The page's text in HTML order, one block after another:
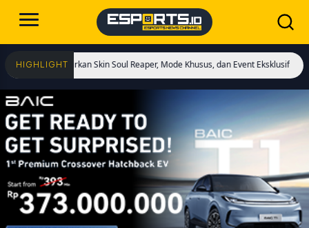
HIGHLIGHT
Hadirkan Skin Soul Reaper, Mode Khusus, dan Event Eksklusif! Cristiano